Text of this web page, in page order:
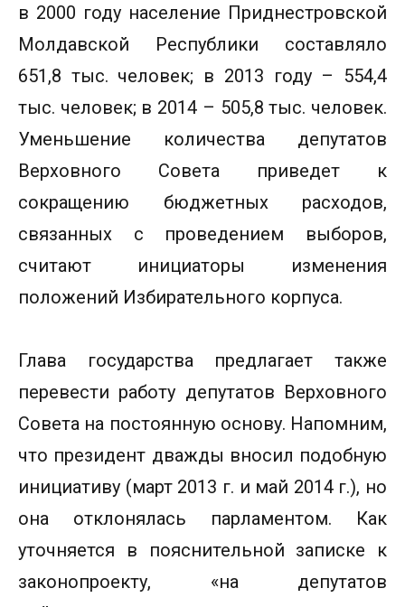
в 2000 году население Приднестровской
Молдавской Республики составляло
651,8 тыс. человек; в 2013 году – 554,4
тыс. человек; в 2014 – 505,8 тыс. человек.
Уменьшение количества депутатов
Верховного Совета приведет к
сокращению бюджетных расходов,
связанных с проведением выборов,
считают инициаторы изменения
положений Избирательного корпуса.
Глава государства предлагает также
перевести работу депутатов Верховного
Совета на постоянную основу. Напомним,
что президент дважды вносил подобную
инициативу (март 2013 г. и май 2014 г.), но
она отклонялась парламентом. Как
уточняется в пояснительной записке к
законопроекту, «на депутатов